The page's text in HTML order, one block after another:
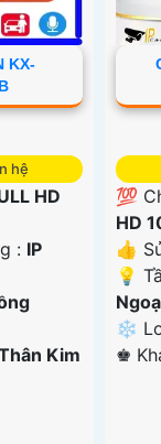
KX-
hệ
HD
: IP
Kim
💯
HD
👍
💡
❄
️♚